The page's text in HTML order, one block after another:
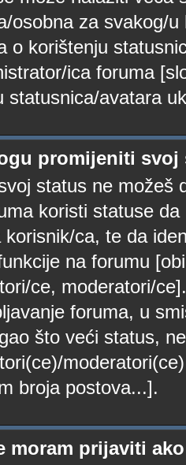
osobna za svakog/
o korištenju
ica foruma
statusnica/avatara
promijeniti svoj
status ne možeš
koristi statuse
korisnik/ca, te da
na forumu
ce, moderatori/ce].
foruma, u
što veći status,
broja postova...].
moram prijaviti